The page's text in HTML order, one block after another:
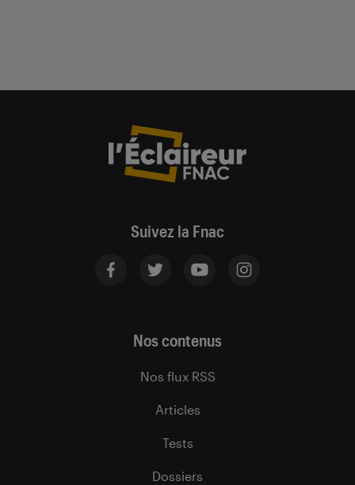
Suivez la Fnac
Nos contenus
Nos flux RSS
Articles
Tests
Dossiers